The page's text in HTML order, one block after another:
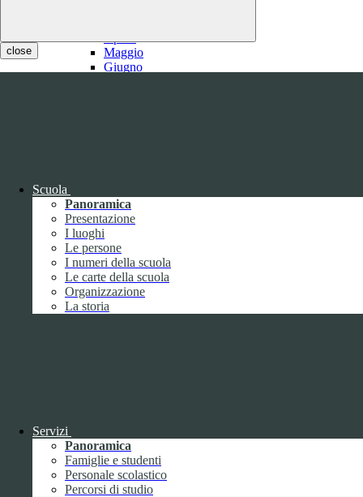
close
Scuola
Panoramica
Presentazione
I luoghi
Le persone
I numeri della scuola
Le carte della scuola
Organizzazione
La storia
Servizi
Panoramica
Famiglie e studenti
Personale scolastico
Percorsi di studio
Maggio
Giugno
2020
Gennaio
Febbraio
Novembre
Dicembre1